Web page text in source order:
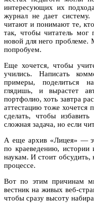
интересующих их
журнал не дает
читают и понимают те,
так, чтобы читатель мог
новой для него проблеме.
попробуем.
Еще хочется, чтобы
учились. Написать
примеры, поделиться
глядишь, и вырастет
портфолио, хоть завтра
аттестацию тоже хочется
сделать, чтобы
сложная задача, но если
А еще архив «Лицея» —
по краеведению, истории
наукам. И стоит обсудить,
процессе.
Вот по этим причинам
вестник на живых веб-
чтобы сразу высоту